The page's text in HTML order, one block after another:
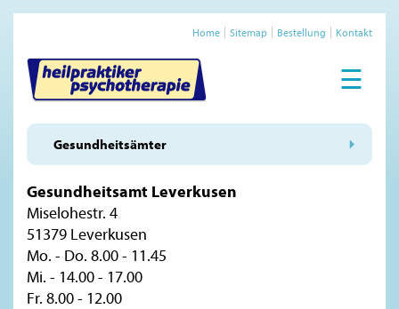
Home Sitemap Bestellung Kontakt
☰
Gesundheitsämter
Gesundheitsamt Leverkusen
Miselohestr. 4
51379 Leverkusen
Mo. - Do. 8.00 - 11.45
Mi. - 14.00 - 17.00
Fr. 8.00 - 12.00